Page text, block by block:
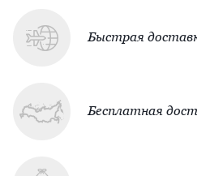
Быстрая
Бесплатная